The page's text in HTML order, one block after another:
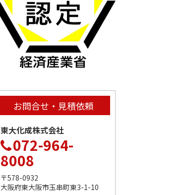
お問合せ・見積依頼
東大化成株式会社
072-964-
8008
〒578-0932
大阪府東大阪市玉串町東3-1-10